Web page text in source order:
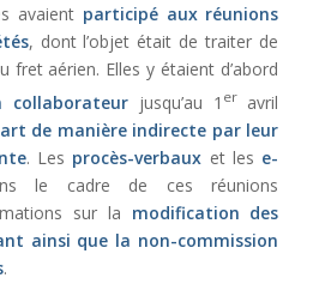
avaient participé aux réunions
, dont l’objet était de traiter de
fret aérien. Elles y étaient d’abord
collaborateur jusqu’au 1 eravril
de manière indirecte par leur
. Les procès-verbaux et les e-
le cadre de ces réunions
sur la modification des
ainsi que la non-commission
.